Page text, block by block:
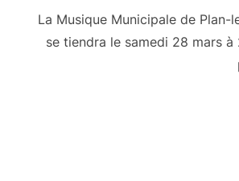
La Musique Municipale de
se tiendra le samedi 28 mars